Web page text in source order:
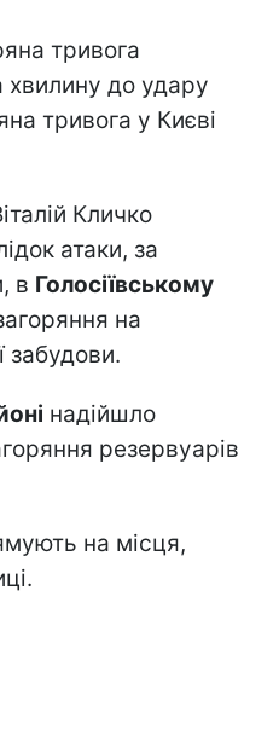
тривога
до удару
тривога у Києві
Кличко
атаки, за
в Голосіївському
на
забудови.
надійшло
резервуарів
на місця,